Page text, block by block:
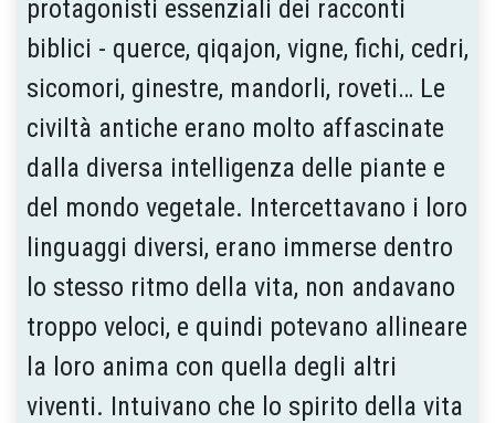
protagonisti essenziali dei racconti
biblici - querce, qiqajon, vigne, fichi, cedri,
sicomori, ginestre, mandorli, roveti… Le
civiltà antiche erano molto affascinate
dalla diversa intelligenza delle piante e
del mondo vegetale. Intercettavano i loro
linguaggi diversi, erano immerse dentro
lo stesso ritmo della vita, non andavano
troppo veloci, e quindi potevano allineare
la loro anima con quella degli altri
viventi. Intuivano che lo spirito della vita